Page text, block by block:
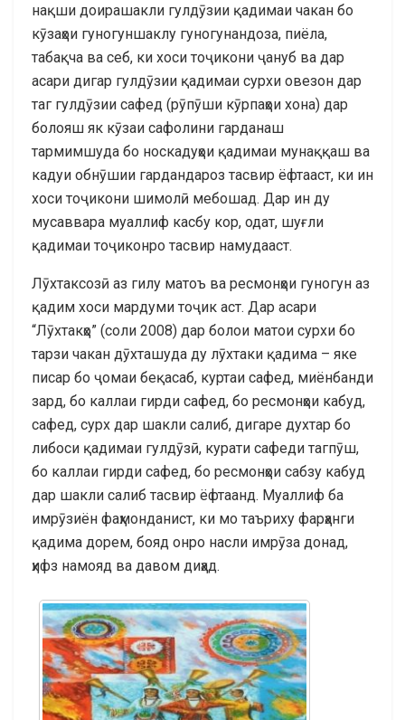
нақши доирашакли гулдӯзии қадимаи чакан бо
кӯзаҳои гуногуншаклу гуногунандоза, пиёла,
табақча ва себ, ки хоси тоҷикони ҷануб ва дар
асари дигар гулдӯзии қадимаи сурхи овезон дар
таг гулдӯзии сафед (рӯпӯши кӯрпаҳои хона) дар
болояш як кӯзаи сафолини гарданаш
тармимшуда бо носкадуҳои қадимаи мунаққаш ва
кадуи обнӯшии гардандароз тасвир ёфтааст, ки ин
хоси тоҷикони шимолӣ мебошад. Дар ин ду
мусаввара муаллиф касбу кор, одат, шуғли
қадимаи тоҷиконро тасвир намудааст.
Лӯхтаксозӣ аз гилу матоъ ва ресмонҳои гуногун аз
қадим хоси мардуми тоҷик аст. Дар асари
“Лӯхтакҳо” (соли 2008) дар болои матои сурхи бо
тарзи чакан дӯхташуда ду лӯхтаки қадима – яке
писар бо ҷомаи беқасаб, куртаи сафед, миёнбанди
зард, бо каллаи гирди сафед, бо ресмонҳои кабуд,
сафед, сурх дар шакли салиб, дигаре духтар бо
либоси қадимаи гулдӯзӣ, курати сафеди тагпӯш,
бо каллаи гирди сафед, бо ресмонҳои сабзу кабуд
дар шакли салиб тасвир ёфтаанд. Муаллиф ба
имрӯзиён фаҳмонданист, ки мо таъриху фарҳанги
қадима дорем, бояд онро насли имрӯза донад,
ҳифз намояд ва давом диҳад.